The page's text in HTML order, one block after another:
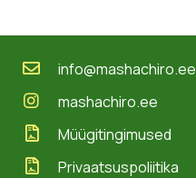
info@mashachiro.ee
mashachiro.ee
Müügitingimused
Privaatsuspoliitika